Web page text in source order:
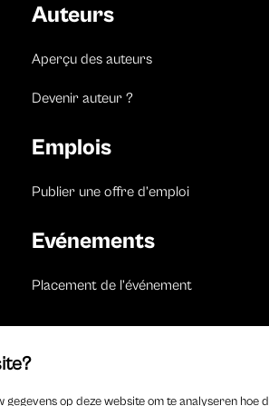
Auteurs
Aperçu des auteurs
Devenir auteur ?
Emplois
Publier une offre d’emploi
Evénements
Placement de l’événement